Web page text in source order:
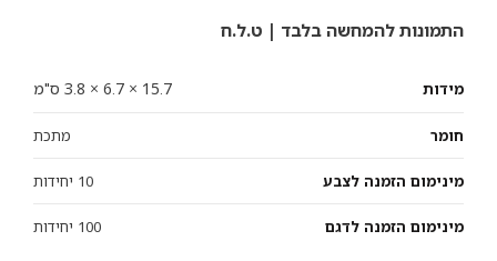
התמונות להמחשה בלבד | ט.ל.ח
מידות 15.7 × 6.7 × 3.8 ס"מ
חומר מתכת
מינימום הזמנה לצבע 10 יחידות
מינימום הזמנה לדגם 100 יחידות